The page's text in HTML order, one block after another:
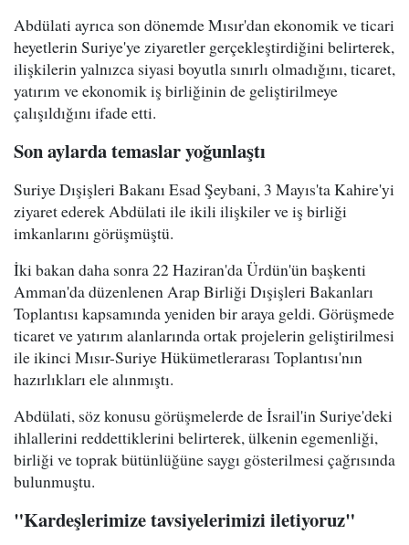
Abdülati ayrıca son dönemde Mısır'dan ekonomik ve ticari
heyetlerin Suriye'ye ziyaretler gerçekleştirdiğini belirterek,
ilişkilerin yalnızca siyasi boyutla sınırlı olmadığını, ticaret,
yatırım ve ekonomik iş birliğinin de geliştirilmeye
çalışıldığını ifade etti.
Son aylarda temaslar yoğunlaştı
Suriye Dışişleri Bakanı Esad Şeybani, 3 Mayıs'ta Kahire'yi
ziyaret ederek Abdülati ile ikili ilişkiler ve iş birliği
imkanlarını görüşmüştü.
İki bakan daha sonra 22 Haziran'da Ürdün'ün başkenti
Amman'da düzenlenen Arap Birliği Dışişleri Bakanları
Toplantısı kapsamında yeniden bir araya geldi. Görüşmede
ticaret ve yatırım alanlarında ortak projelerin geliştirilmesi
ile ikinci Mısır-Suriye Hükümetlerarası Toplantısı'nın
hazırlıkları ele alınmıştı.
Abdülati, söz konusu görüşmelerde de İsrail'in Suriye'deki
ihlallerini reddettiklerini belirterek, ülkenin egemenliği,
birliği ve toprak bütünlüğüne saygı gösterilmesi çağrısında
bulunmuştu.
"Kardeşlerimize tavsiyelerimizi iletiyoruz"